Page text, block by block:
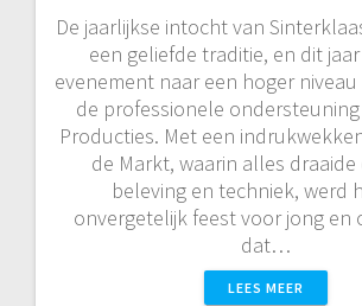
De jaarlijkse intocht van
een geliefde traditie, en dit
evenement naar een hoger
de professionele ondersteuning
Producties. Met een
de Markt, waarin alles draaide
beleving en techniek, werd
onvergetelijk feest voor jong en
dat…
LEES MEER